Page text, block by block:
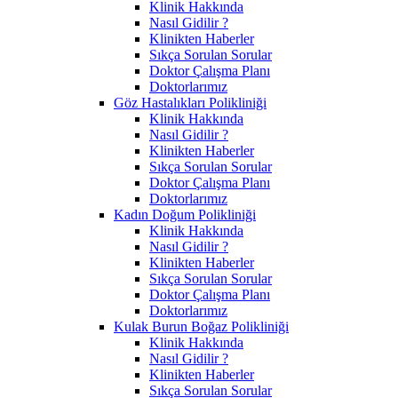
Klinik Hakkında
Nasıl Gidilir ?
Klinikten Haberler
Sıkça Sorulan Sorular
Doktor Çalışma Planı
Doktorlarımız
Göz Hastalıkları Polikliniği
Klinik Hakkında
Nasıl Gidilir ?
Klinikten Haberler
Sıkça Sorulan Sorular
Doktor Çalışma Planı
Doktorlarımız
Kadın Doğum Polikliniği
Klinik Hakkında
Nasıl Gidilir ?
Klinikten Haberler
Sıkça Sorulan Sorular
Doktor Çalışma Planı
Doktorlarımız
Kulak Burun Boğaz Polikliniği
Klinik Hakkında
Nasıl Gidilir ?
Klinikten Haberler
Sıkça Sorulan Sorular